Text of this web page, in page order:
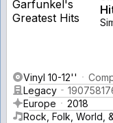
Vinyl 10-12''
Legacy
Europe
2018
Rock, Folk, World,